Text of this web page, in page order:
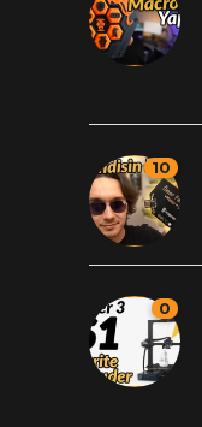
10
0